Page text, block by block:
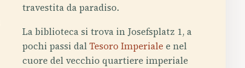
travestita da paradiso.
La biblioteca si trova in Josefsplatz 1, a
pochi passi dalTesoro Imperiale e nel
cuore del vecchio quartiere imperiale